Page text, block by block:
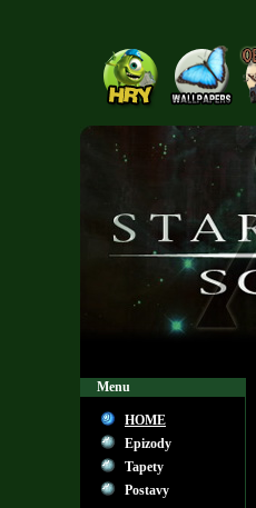
Menu
HOME
Epizody
Tapety
Postavy